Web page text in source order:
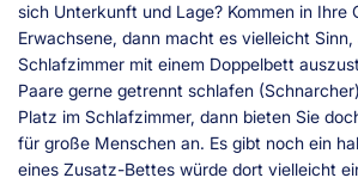
sich Unterkunft und Lage? Kommen in Ihre
Erwachsene, dann macht es vielleicht
Schlafzimmer mit einem Doppelbett
Paare gerne getrennt schlafen
Platz im Schlafzimmer, dann bieten Sie
für große Menschen an. Es gibt noch ein
eines Zusatz-Bettes würde dort vielleicht